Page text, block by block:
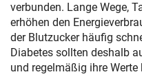
verbunden. Lange Wege,
erhöhen den
der Blutzucker häufig
Diabetes sollten deshalb
und regelmäßig ihre Werte